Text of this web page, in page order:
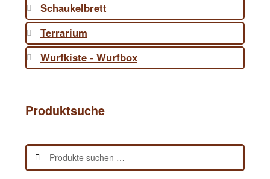
Schaukelbrett
Terrarium
Wurfkiste - Wurfbox
Produktsuche
nach: